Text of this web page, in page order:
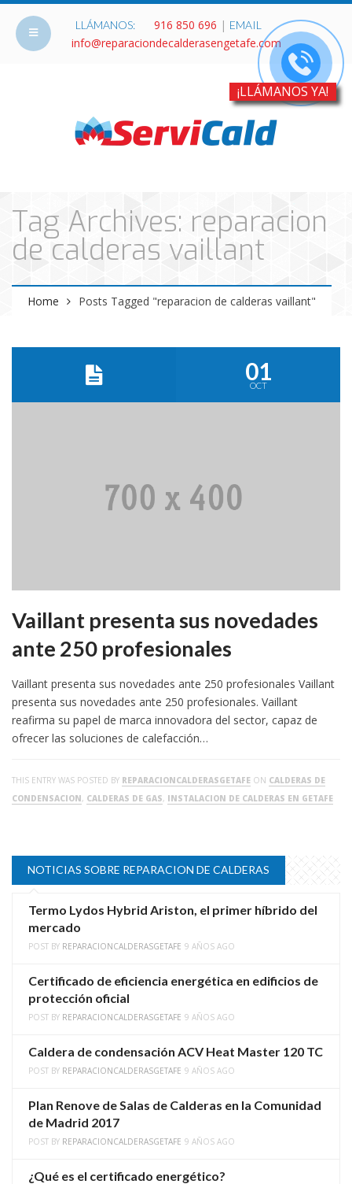
LLÁMANOS: 916 850 696 | EMAIL
info@reparaciondecalderasengetafe.com
Tag Archives: reparacion
de calderas vaillant
Home Posts Tagged "reparacion de calderas vaillant"
01
OCT
Vaillant presenta sus novedades
ante 250 profesionales
Vaillant presenta sus novedades ante 250 profesionales Vaillant
presenta sus novedades ante 250 profesionales. Vaillant
reafirma su papel de marca innovadora del sector, capaz de
ofrecer las soluciones de calefacción…
THIS ENTRY WAS POSTED BY REPARACIONCALDERASGETAFE ON CALDERAS DE
CONDENSACION, CALDERAS DE GAS, INSTALACION DE CALDERAS EN GETAFE
NOTICIAS SOBRE REPARACION DE CALDERAS
Termo Lydos Hybrid Ariston, el primer híbrido del
mercado
POST BY REPARACIONCALDERASGETAFE 9 AÑOS AGO
Certificado de eficiencia energética en edificios de
protección oficial
POST BY REPARACIONCALDERASGETAFE 9 AÑOS AGO
Caldera de condensación ACV Heat Master 120 TC
POST BY REPARACIONCALDERASGETAFE 9 AÑOS AGO
Plan Renove de Salas de Calderas en la Comunidad
de Madrid 2017
POST BY REPARACIONCALDERASGETAFE 9 AÑOS AGO
¿Qué es el certificado energético?
¡LLÁMANOS YA!